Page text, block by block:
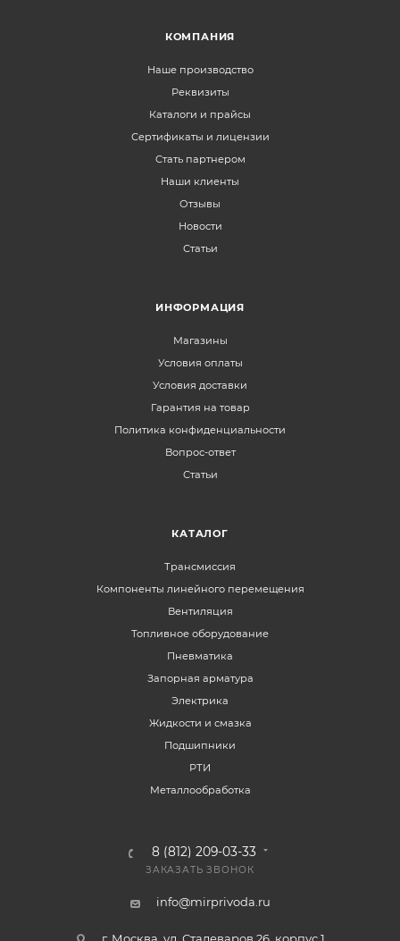
КОМПАНИЯ
Наше производство
Реквизиты
Каталоги и прайсы
Сертификаты и лицензии
Стать партнером
Наши клиенты
Отзывы
Новости
Статьи
ИНФОРМАЦИЯ
Магазины
Условия оплаты
Условия доставки
Гарантия на товар
Политика конфиденциальности
Вопрос-ответ
Статьи
КАТАЛОГ
Трансмиссия
Компоненты линейного перемещения
Вентиляция
Топливное оборудование
Пневматика
Запорная арматура
Электрика
Жидкости и смазка
Подшипники
РТИ
Металлообработка
8 (812) 209-03-33
ЗАКАЗАТЬ ЗВОНОК
info@mirprivoda.ru
г. Москва, ул. Сталеваров 26, корпус 1